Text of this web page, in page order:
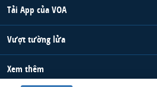
Tải App của VOA
Vượt tường lửa
Xem thêm